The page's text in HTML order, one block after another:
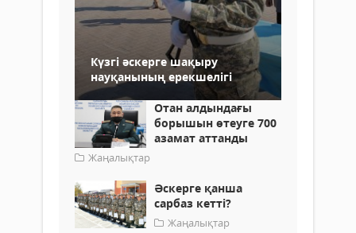
Күзгі әскерге шақыру
науқанының ерекшелігі
Отан алдындағы
борышын өтеуге 700
азамат аттанды
Жаңалықтар
Әскерге қанша
сарбаз кетті?
Жаңалықтар